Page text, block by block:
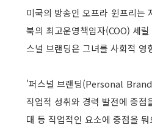
미국의 방송인 오프라 윈프리는
북의 최고운영책임자(COO) 셰
스널 브랜딩은 그녀를 사회적
'퍼스널 브랜딩(Personal
직업적 성취와 경력 발전에 중
대 등 직업적인 요소에 중점을 둬